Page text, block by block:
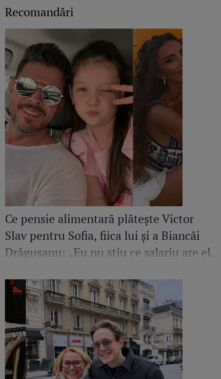
Recomandări
Ce pensie alimentară plătește Victor
Slav pentru Sofia, fiica lui și a Biancăi
Drăgușanu: „Eu nu știu ce salariu are el,
pentru copilul lui”